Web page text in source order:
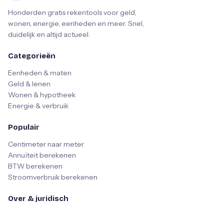
Honderden gratis rekentools voor geld,
wonen, energie, eenheden en meer. Snel,
duidelijk en altijd actueel.
Categorieën
Eenheden & maten
Geld & lenen
Wonen & hypotheek
Energie & verbruik
Populair
Centimeter naar meter
Annuïteit berekenen
BTW berekenen
Stroomverbruik berekenen
Over & juridisch